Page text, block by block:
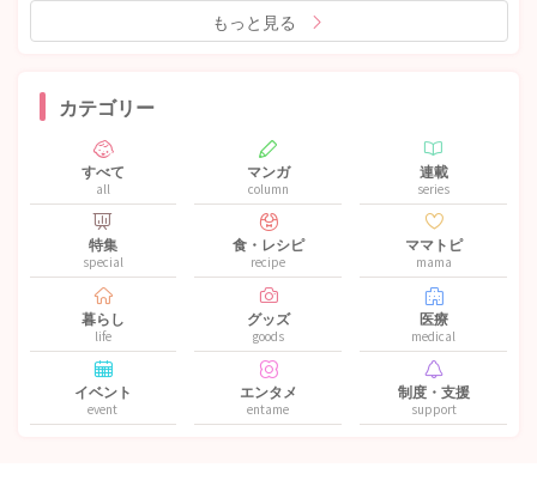
もっと見る
カテゴリー
すべて
all
マンガ
column
連載
series
特集
special
食・レシピ
recipe
ママトピ
mama
暮らし
life
グッズ
goods
医療
medical
イベント
event
エンタメ
entame
制度・支援
support